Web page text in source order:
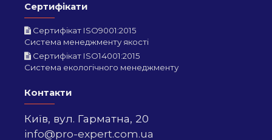
Сертифікати
Сертифікат ISO9001:2015
Система менеджменту якості
Сертифікат ISO14001:2015
Система екологічного менеджменту
Контакти
Київ, вул. Гарматна, 20
info@pro-expert.com.ua